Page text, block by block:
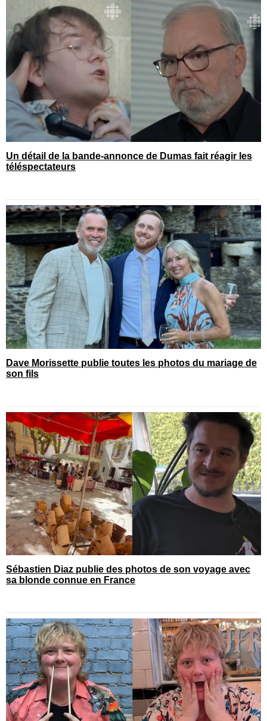
Un détail de la bande-annonce de Dumas fait réagir les
téléspectateurs
Dave Morissette publie toutes les photos du mariage de
son fils
Sébastien Diaz publie des photos de son voyage avec
sa blonde connue en France